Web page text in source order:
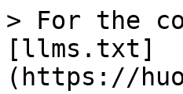
> For the
[llms.txt]
(https://